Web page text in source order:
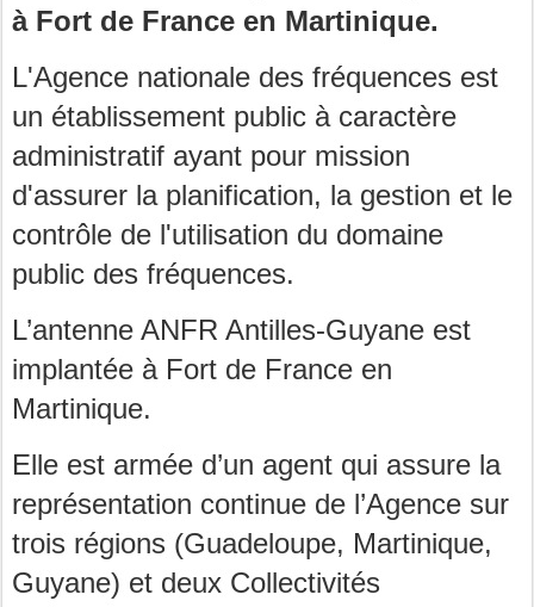
à Fort de France en Martinique.
L'Agence nationale des fréquences est
un établissement public à caractère
administratif ayant pour mission
d'assurer la planification, la gestion et le
contrôle de l'utilisation du domaine
public des fréquences.
L’antenne ANFR Antilles-Guyane est
implantée à Fort de France en
Martinique.
Elle est armée d’un agent qui assure la
représentation continue de l’Agence sur
trois régions (Guadeloupe, Martinique,
Guyane) et deux Collectivités